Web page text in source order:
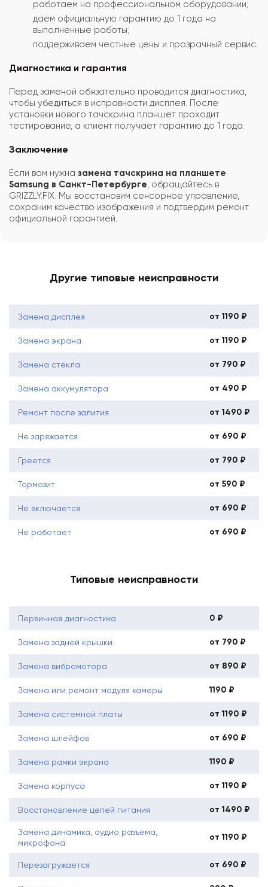
работаем на профессиональном оборудовании;
даём официальную гарантию до 1 года на
выполненные работы;
поддерживаем честные цены и прозрачный сервис.
Диагностика и гарантия
Перед заменой обязательно проводится диагностика,
чтобы убедиться в исправности дисплея. После
установки нового тачскрина планшет проходит
тестирование, а клиент получает гарантию до 1 года.
Заключение
Если вам нужна замена тачскрина на планшете
Samsung в Санкт-Петербурге , обращайтесь в
GRIZZLY.FIX. Мы восстановим сенсорное управление,
сохраним качество изображения и подтвердим ремонт
официальной гарантией.
Другие типовые неисправности
Замена дисплея от 1190 ₽
Замена экрана от 1190 ₽
Замена стекла от 790 ₽
Замена аккумулятора от 490 ₽
Ремонт после залития от 1490 ₽
Не заряжается от 690 ₽
Греется от 790 ₽
Тормозит от 590 ₽
Не включается от 690 ₽
Не работает от 690 ₽
Типовые неисправности
Первичная диагностика 0 ₽
Замена задней крышки от 790 ₽
Замена вибромотора от 890 ₽
Замена или ремонт модуля камеры 1190 ₽
Замена системной платы от 1190 ₽
Замена шлейфов от 690 ₽
Замена рамки экрана 1190 ₽
Замена корпуса от 1190 ₽
Восстановление цепей питания от 1490 ₽
Замена динамика, аудио разъема,
микрофона
от 1190 ₽
Перезагружается от 690 ₽